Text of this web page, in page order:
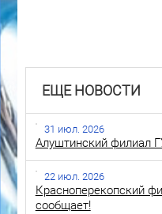
ЕЩЕ НОВОСТИ
31 июл. 2026
Алуштинский филиал
22 июл. 2026
Красноперекопский
сообщает!